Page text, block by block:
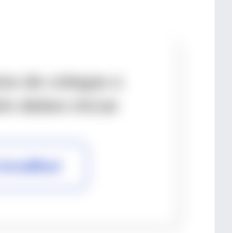
de colegas o